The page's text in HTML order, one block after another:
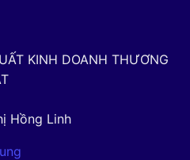
KINH DOANH THƯƠNG
Hồng Linh